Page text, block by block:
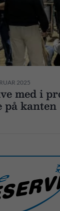
2025
med i
på kanten